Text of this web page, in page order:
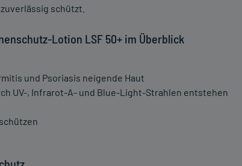
schützt.
Lotion LSF 50+ im Überblick
und Psoriasis neigende Haut
UV-, Infrarot-A- und Blue-Light-Strahlen entstehen